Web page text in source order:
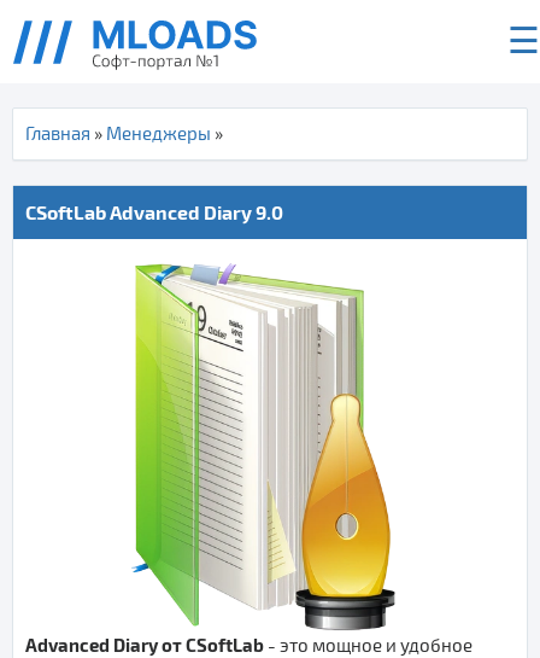
☰
Главная » Менеджеры »
CSoftLab Advanced Diary 9.0
Advanced Diary от CSoftLab - это мощное и удобное